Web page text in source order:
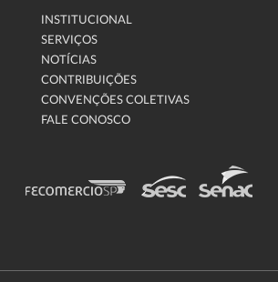
INSTITUCIONAL
SERVIÇOS
NOTÍCIAS
CONTRIBUIÇÕES
CONVENÇÕES COLETIVAS
FALE CONOSCO